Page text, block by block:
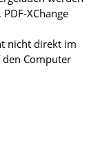
XChange
nicht direkt im
Computer